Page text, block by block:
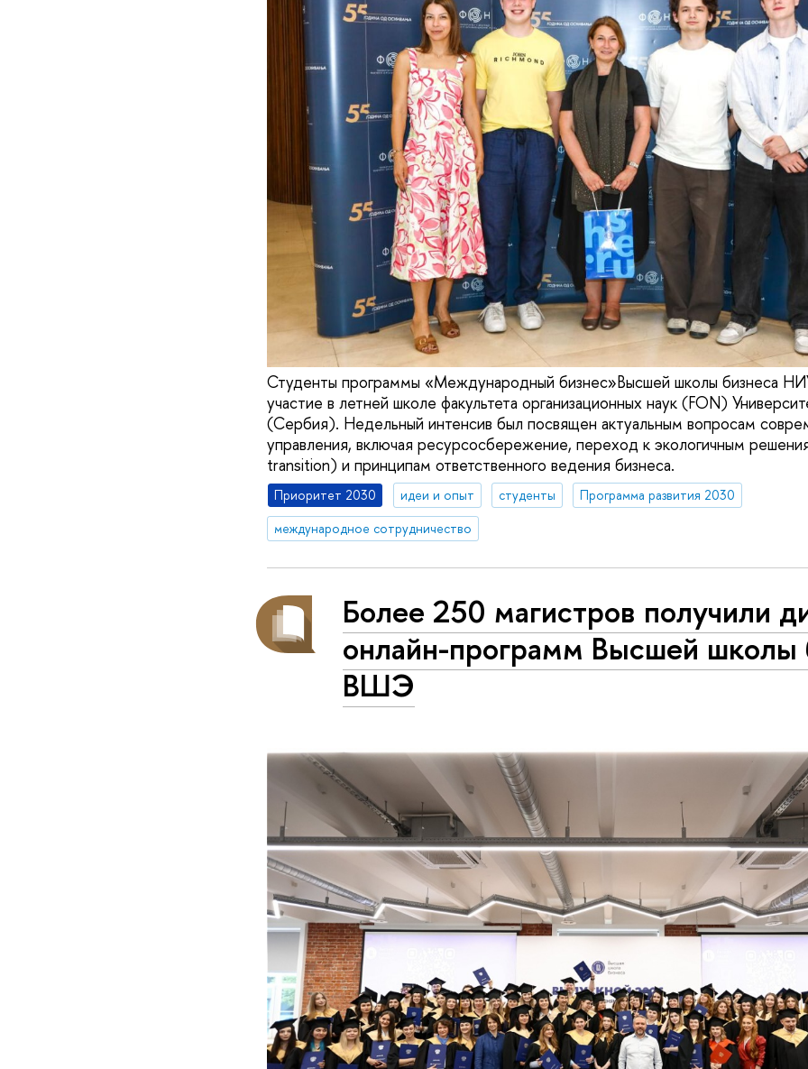
Студенты программы «Международный бизнес»Высшей школы бизнеса
участие в летней школе факультета организационных наук (FON)
(Сербия). Недельный интенсив был посвящен актуальным вопросам
управления, включая ресурсосбережение, переход к экологичным
transition) и принципам ответственного ведения бизнеса.
Приоритет 2030 идеи и опыт студенты
Программа развития 2030
международное сотрудничество
Более 250 магистров получили
онлайн-программ Высшей школы
ВШЭ